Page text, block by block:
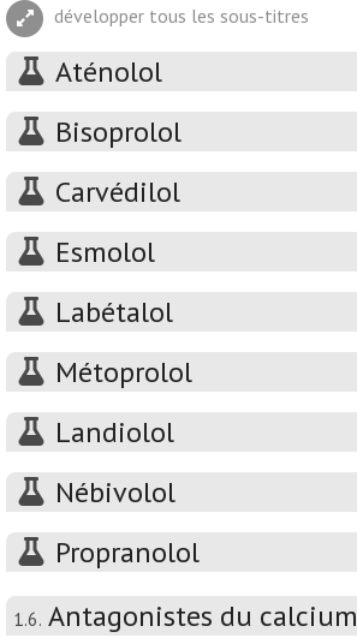
développer tous les sous-titres
Aténolol
Bisoprolol
Carvédilol
Esmolol
Labétalol
Métoprolol
Landiolol
Nébivolol
Propranolol
1.6. Antagonistes du calcium